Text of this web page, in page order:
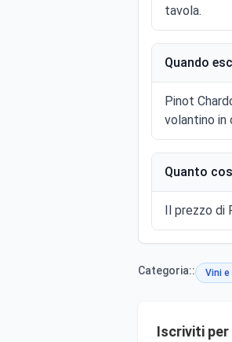
tavola.
Quando
Pinot
volantino in
Quanto
Il prezzo di
Categoria:: Vini
Iscriviti